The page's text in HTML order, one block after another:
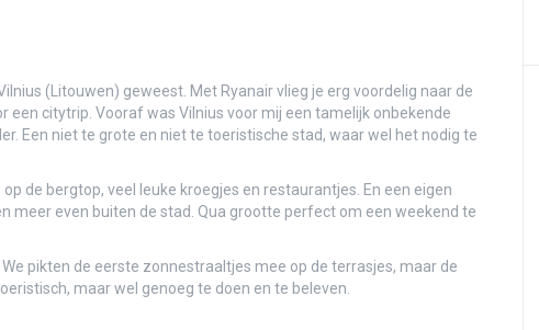
en het vliegtuig uit…
(Litouwen) geweest. Met Ryanair vlieg je erg voordelig naar de
citytrip. Vooraf was Vilnius voor mij een tamelijk onbekende
Een niet te grote en niet te toeristische stad, waar wel het nodig te
de bergtop, veel leuke kroegjes en restaurantjes. En een eigen
meer even buiten de stad. Qua grootte perfect om een weekend te
pikten de eerste zonnestraaltjes mee op de terrasjes, maar de
maar wel genoeg te doen en te beleven.